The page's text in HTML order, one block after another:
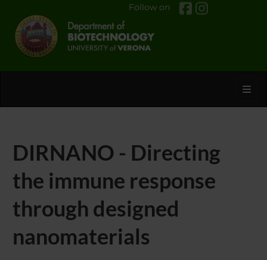
Follow on
DIRNANO - Directing
the immune response
through designed
nanomaterials